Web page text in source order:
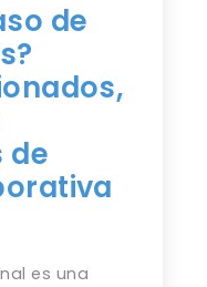
de
de
es una